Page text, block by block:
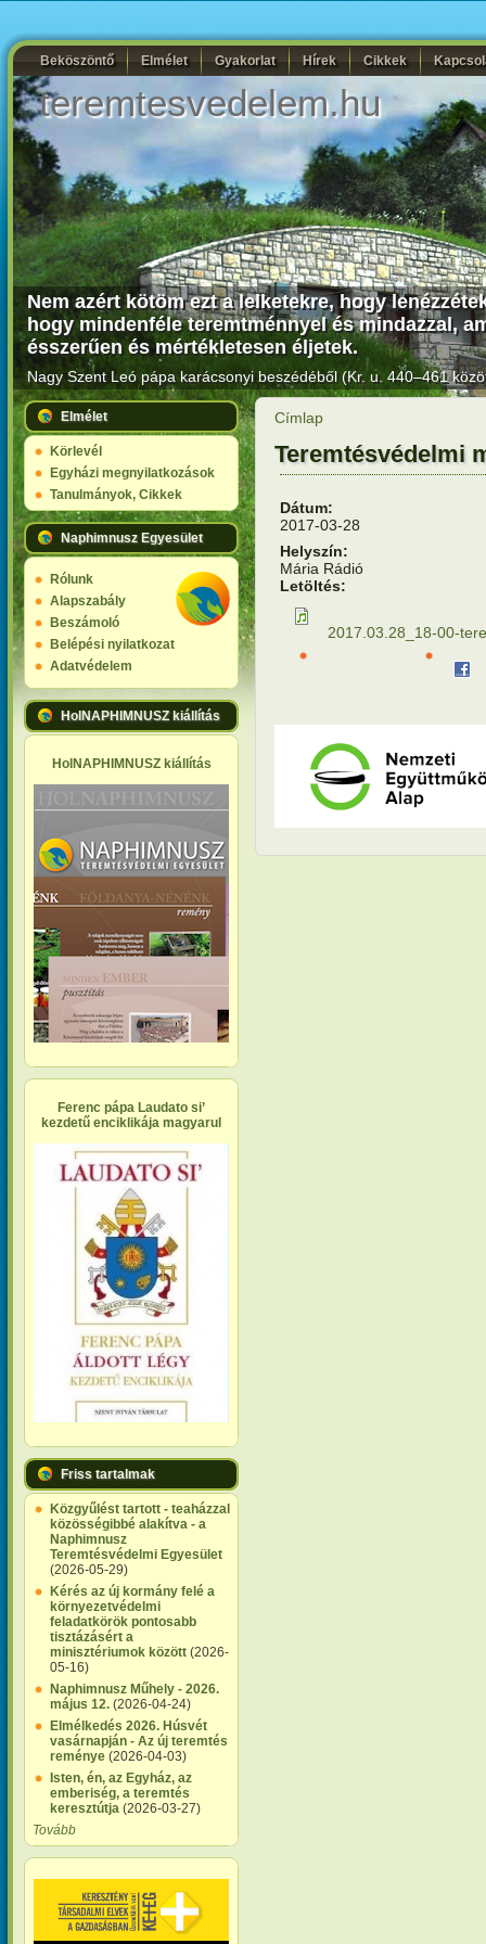
Beköszöntő Elmélet Gyakorlat Hírek Cikkek
teremtesvedelem.hu
Nem azért kötöm ezt a lelketekre, hogy
hogy mindenféle teremtménnyel és mindazzal,
ésszerűen és mértékletesen éljetek.
Nagy Szent Leó pápa karácsonyi beszédéből (Kr. u. 440–461
Elmélet
Körlevél
Egyházi megnyilatkozások
Tanulmányok, Cikkek
Naphimnusz Egyesület
Rólunk
Alapszabály
Beszámoló
Belépési nyilatkozat
Adatvédelem
HolNAPHIMNUSZ kiállítás
HolNAPHIMNUSZ kiállítás
Ferenc pápa Laudato si’
kezdetű enciklikája magyarul
Friss tartalmak
Közgyűlést tartott - teaházzal
közösségibbé alakítva - a
Naphimnusz
Teremtésvédelmi Egyesület
(2026-05-29)
Kérés az új kormány felé a
környezetvédelmi
feladatkörök pontosabb
tisztázásért a
minisztériumok között (2026-
05-16)
Naphimnusz Műhely - 2026.
május 12. (2026-04-24)
Elmélkedés 2026. Húsvét
vasárnapján - Az új teremtés
reménye (2026-04-03)
Isten, én, az Egyház, az
emberiség, a teremtés
keresztútja (2026-03-27)
Tovább
Címlap
Teremtésvédelmi
Dátum:
2017-03-28
Helyszín:
Mária Rádió
Letöltés:
2017.03.28_18-00-